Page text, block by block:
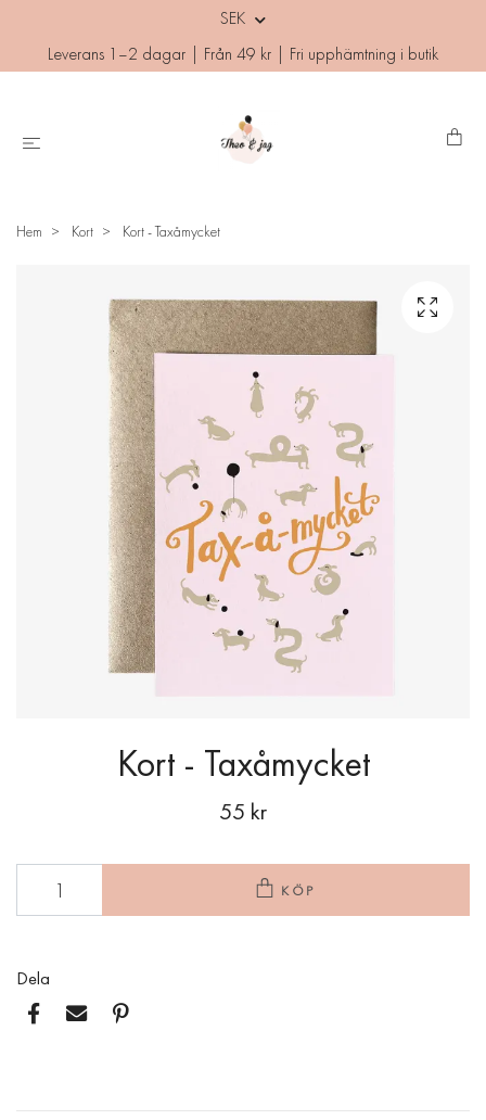
SEK
Leverans 1–2 dagar | Från 49 kr | Fri upphämtning i butik
Hem Kort Kort - Taxåmycket
Kort - Taxåmycket
55 kr
KÖP
Dela